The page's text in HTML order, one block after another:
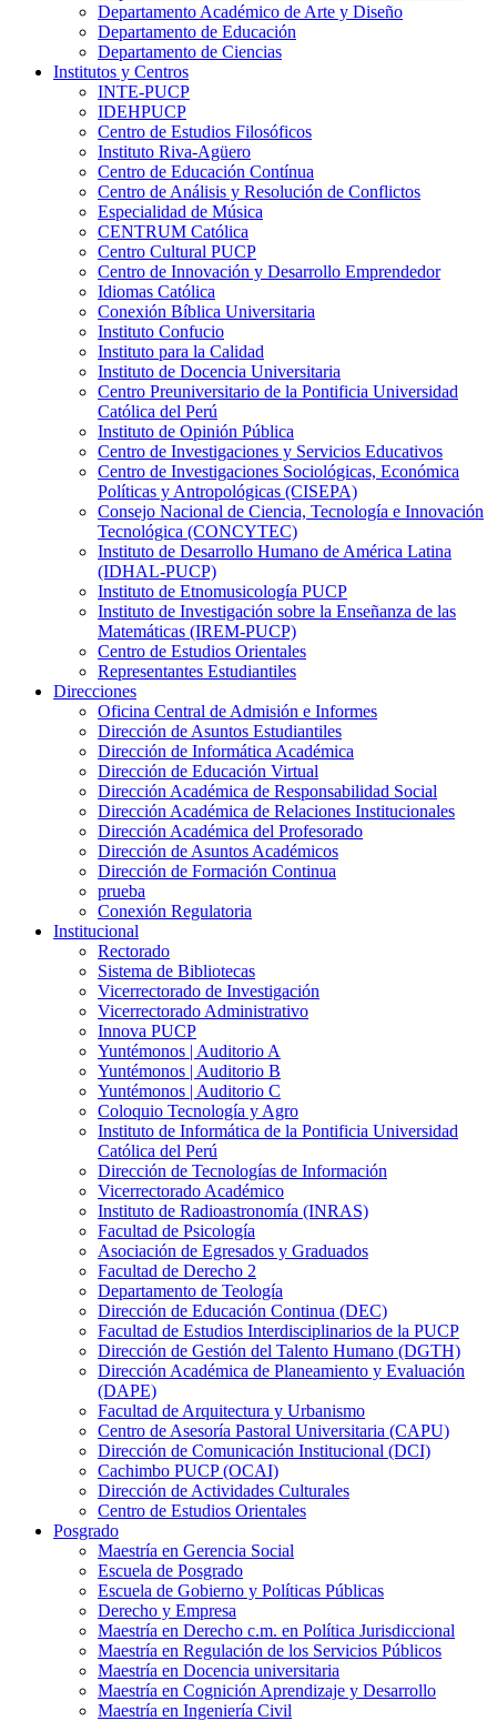
Departamento Académico de Arte y Diseño
Departamento de Educación
Departamento de Ciencias
Institutos y Centros
INTE-PUCP
IDEHPUCP
Centro de Estudios Filosóficos
Instituto Riva-Agüero
Centro de Educación Contínua
Centro de Análisis y Resolución de Conflictos
Especialidad de Música
CENTRUM Católica
Centro Cultural PUCP
Centro de Innovación y Desarrollo Emprendedor
Idiomas Católica
Conexión Bíblica Universitaria
Instituto Confucio
Instituto para la Calidad
Instituto de Docencia Universitaria
Centro Preuniversitario de la Pontificia Universidad
Católica del Perú
Instituto de Opinión Pública
Centro de Investigaciones y Servicios Educativos
Centro de Investigaciones Sociológicas, Económica
Políticas y Antropológicas (CISEPA)
Consejo Nacional de Ciencia, Tecnología e Innovación
Tecnológica (CONCYTEC)
Instituto de Desarrollo Humano de América Latina
(IDHAL-PUCP)
Instituto de Etnomusicología PUCP
Instituto de Investigación sobre la Enseñanza de las
Matemáticas (IREM-PUCP)
Centro de Estudios Orientales
Representantes Estudiantiles
Direcciones
Oficina Central de Admisión e Informes
Dirección de Asuntos Estudiantiles
Dirección de Informática Académica
Dirección de Educación Virtual
Dirección Académica de Responsabilidad Social
Dirección Académica de Relaciones Institucionales
Dirección Académica del Profesorado
Dirección de Asuntos Académicos
Dirección de Formación Continua
prueba
Conexión Regulatoria
Institucional
Rectorado
Sistema de Bibliotecas
Vicerrectorado de Investigación
Vicerrectorado Administrativo
Innova PUCP
Yuntémonos | Auditorio A
Yuntémonos | Auditorio B
Yuntémonos | Auditorio C
Coloquio Tecnología y Agro
Instituto de Informática de la Pontificia Universidad
Católica del Perú
Dirección de Tecnologías de Información
Vicerrectorado Académico
Instituto de Radioastronomía (INRAS)
Facultad de Psicología
Asociación de Egresados y Graduados
Facultad de Derecho 2
Departamento de Teología
Dirección de Educación Continua (DEC)
Facultad de Estudios Interdisciplinarios de la PUCP
Dirección de Gestión del Talento Humano (DGTH)
Dirección Académica de Planeamiento y Evaluación
(DAPE)
Facultad de Arquitectura y Urbanismo
Centro de Asesoría Pastoral Universitaria (CAPU)
Dirección de Comunicación Institucional (DCI)
Cachimbo PUCP (OCAI)
Dirección de Actividades Culturales
Centro de Estudios Orientales
Posgrado
Maestría en Gerencia Social
Escuela de Posgrado
Escuela de Gobierno y Políticas Públicas
Derecho y Empresa
Maestría en Derecho c.m. en Política Jurisdiccional
Maestría en Regulación de los Servicios Públicos
Maestría en Docencia universitaria
Maestría en Cognición Aprendizaje y Desarrollo
Maestría en Ingeniería Civil